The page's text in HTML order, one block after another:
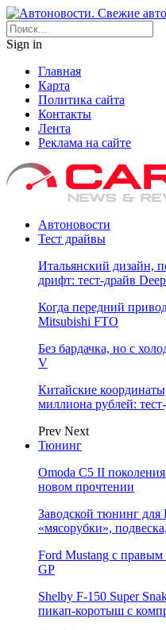
Sign in
Главная
Карта
Политика сайта
Контакты
Лента
Реклама на сайте
Автоновости
Тест драйвы
Итальянский дизайн,
дрифт: тест-драйв
Когда передний
Mitsubishi FTO
Без бардачка, но с
V
Китайские
миллиона рублей:
Prev Next
Тюнинг
Omoda C5 II
новом прочтении
Заводской тюнинг для
«мясорубки»,
Ford Mustang с
GP
Shelby F-150 Super
пикап-коротыш с